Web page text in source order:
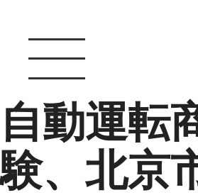
自動運転
験、北京